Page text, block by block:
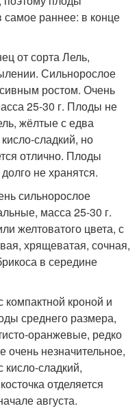
раннее: в конце
от сорта Лель,
Сильнорослое
ростом. Очень
25-30 г. Плоды не
жёлтые с едва
сладкий, но
отлично. Плоды
не хранятся.
сильнорослое
масса 25-30 г.
желтоватого цвета, с
хрящеватая, сочная,
в середине
кроной и
среднего размера,
оранжевые, редко
незначительное,
сладкий,
отделяется
августа.